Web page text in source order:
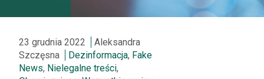
23 grudnia 2022
Aleksandra
Szczęsna
Dezinformacja, Fake
News, Nielegalne treści,